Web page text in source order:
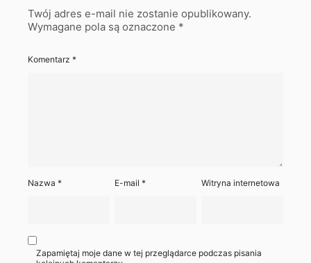
Twój adres e-mail nie zostanie opublikowany.
Wymagane pola są oznaczone *
Komentarz *
Nazwa * E-mail* Witryna internetowa
Zapamiętaj moje dane w tej przeglądarce podczas pisania